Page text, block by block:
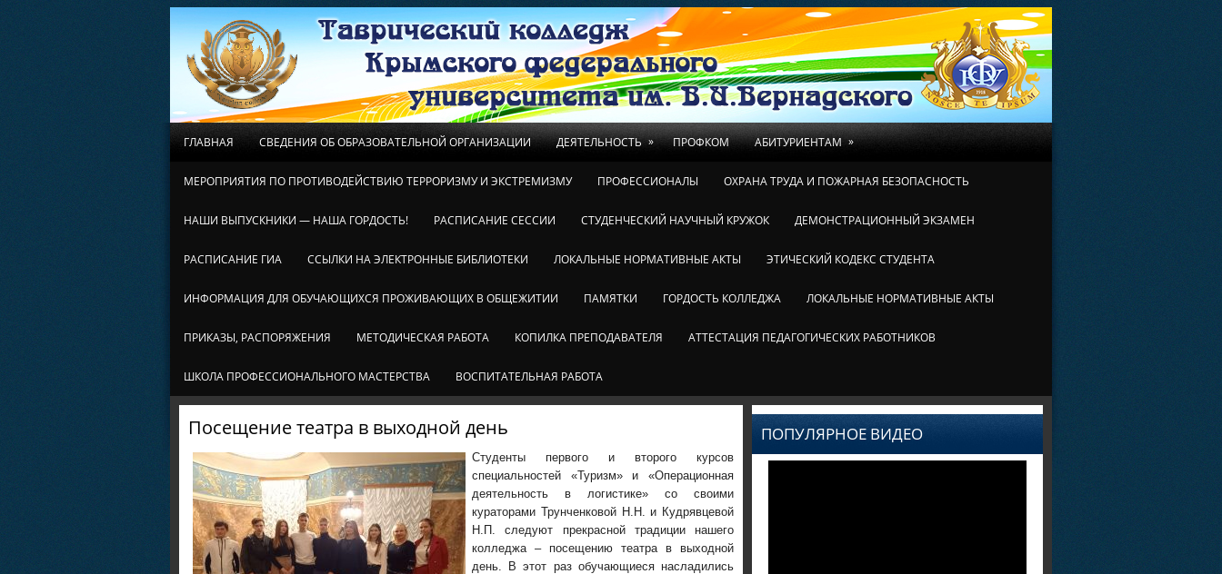
ГЛАВНАЯ СВЕДЕНИЯ ОБ ОБРАЗОВАТЕЛЬНОЙ ОРГАНИЗАЦИИ ДЕЯТЕЛЬНОСТЬ » ПРОФКОМ АБИТУРИЕНТАМ »
МЕРОПРИЯТИЯ ПО ПРОТИВОДЕЙСТВИЮ ТЕРРОРИЗМУ И ЭКСТРЕМИЗМУ ПРОФЕССИОНАЛЫ ОХРАНА ТРУДА И ПОЖАРНАЯ БЕЗОПАСНОСТЬ
НАШИ ВЫПУСКНИКИ — НАША ГОРДОСТЬ! РАСПИСАНИЕ СЕССИИ СТУДЕНЧЕСКИЙ НАУЧНЫЙ КРУЖОК ДЕМОНСТРАЦИОННЫЙ ЭКЗАМЕН
РАСПИСАНИЕ ГИА ССЫЛКИ НА ЭЛЕКТРОННЫЕ БИБЛИОТЕКИ ЛОКАЛЬНЫЕ НОРМАТИВНЫЕ АКТЫ ЭТИЧЕСКИЙ КОДЕКС СТУДЕНТА
ИНФОРМАЦИЯ ДЛЯ ОБУЧАЮЩИХСЯ ПРОЖИВАЮЩИХ В ОБЩЕЖИТИИ ПАМЯТКИ ГОРДОСТЬ КОЛЛЕДЖА ЛОКАЛЬНЫЕ НОРМАТИВНЫЕ АКТЫ
ПРИКАЗЫ, РАСПОРЯЖЕНИЯ МЕТОДИЧЕСКАЯ РАБОТА КОПИЛКА ПРЕПОДАВАТЕЛЯ АТТЕСТАЦИЯ ПЕДАГОГИЧЕСКИХ РАБОТНИКОВ
ШКОЛА ПРОФЕССИОНАЛЬНОГО МАСТЕРСТВА ВОСПИТАТЕЛЬНАЯ РАБОТА
Посещение театра в выходной день
Студенты первого и второго курсов
специальностей «Туризм» и «Операционная
деятельность в логистике» со своими
кураторами Трунченковой Н.Н. и Кудрявцевой
Н.П. следуют прекрасной традиции нашего
колледжа – посещению театра в выходной
день. В этот раз обучающиеся насладились
ПОПУЛЯРНОЕ ВИДЕО